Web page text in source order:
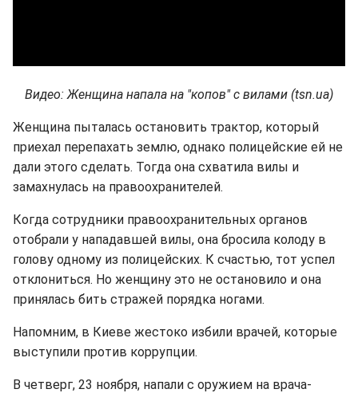
Видео: Женщина напала на "копов" с вилами (tsn.ua)
Женщина пыталась остановить трактор, который
приехал перепахать землю, однако полицейские ей не
дали этого сделать. Тогда она схватила вилы и
замахнулась на правоохранителей.
Когда сотрудники правоохранительных органов
отобрали у нападавшей вилы, она бросила колоду в
голову одному из полицейских. К счастью, тот успел
отклониться. Но женщину это не остановило и она
принялась бить стражей порядка ногами.
Напомним, в Киеве жестоко избили врачей, которые
выступили против коррупции.
В четверг, 23 ноября, напали с оружием на врача-